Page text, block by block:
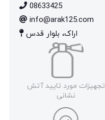
08633425
info@arak125.com
اراک، بلوار قدس
تجهیزات مورد تایید آتش
نشانی